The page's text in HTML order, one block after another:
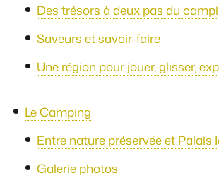
Des trésors à deux pas du
Saveurs et savoir-faire
Une région pour jouer, glisser,
Le Camping
Entre nature préservée et Palais
Galerie photos